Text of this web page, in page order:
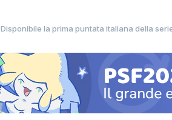
Disponibile la prima puntata italiana della